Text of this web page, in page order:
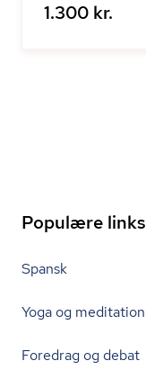
1.300 kr.
Populære links
Spansk
Yoga og meditation
Foredrag og debat